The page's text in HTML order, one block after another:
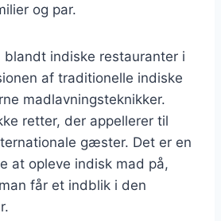
og par.
indiske restauranter i
af traditionelle indiske
madlavningsteknikker.
retter, der appellerer til
gæster. Det er en
at opleve indisk mad på,
får et indblik i den